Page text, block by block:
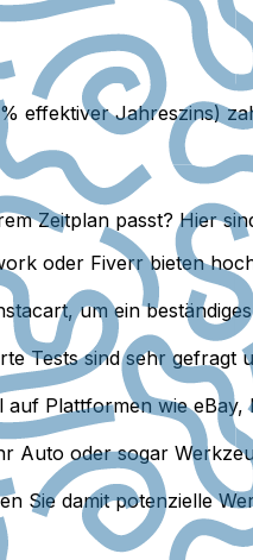
effektiver Jahreszins)
Zeitplan passt? Hier
oder Fiverr bieten
um ein
Tests sind sehr gefragt
Plattformen wie
Auto oder sogar
Sie damit potenzielle